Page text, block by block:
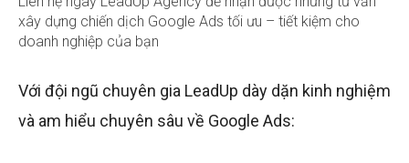
xây dựng chiến dịch Google Ads tối ưu – tiết kiệm cho
doanh nghiệp của bạn
Với đội ngũ chuyên gia LeadUp dày dặn kinh nghiệm
và am hiểu chuyên sâu về Google Ads: